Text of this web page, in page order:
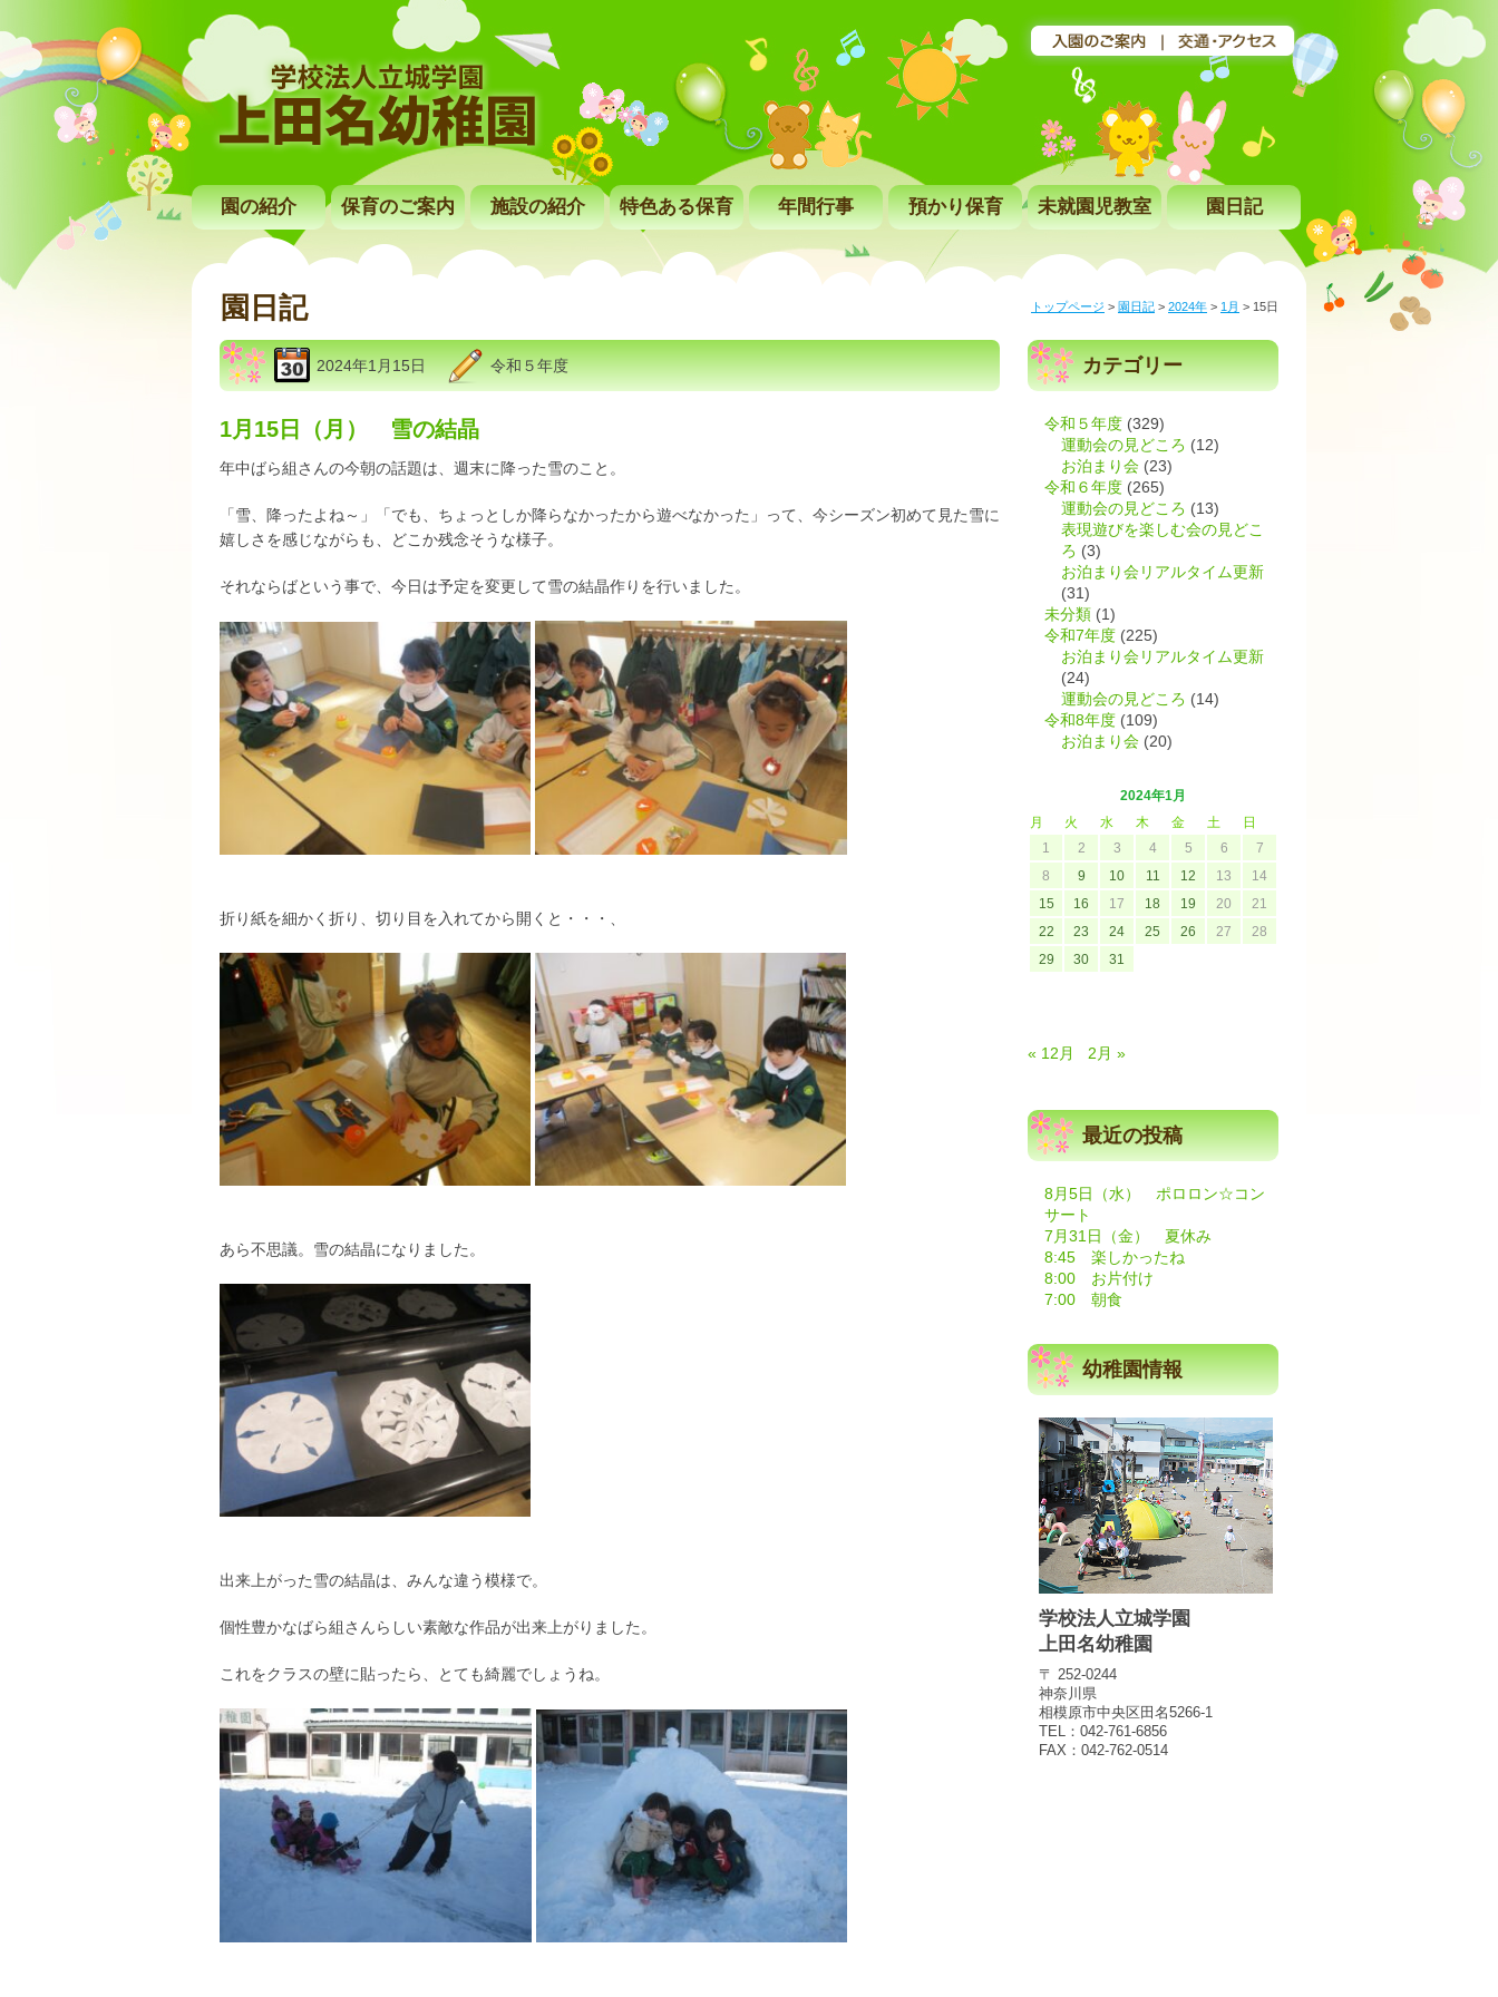
園の紹介 保育のご案内 施設の紹介 特色ある保育 年間行事 預かり保育 未就園児教室 園日記
園日記 トップページ > 園日記 > 2024年 > 1月 > 15日
2024年1月15日 令和５年度
1月15日（月） 雪の結晶
年中ばら組さんの今朝の話題は、週末に降った雪のこと。
「雪、降ったよね～」「でも、ちょっとしか降らなかったから遊べなかった」って、今シーズン初めて見た雪に
嬉しさを感じながらも、どこか残念そうな様子。
それならばという事で、今日は予定を変更して雪の結晶作りを行いました。
折り紙を細かく折り、切り目を入れてから開くと・・・、
あら不思議。雪の結晶になりました。
出来上がった雪の結晶は、みんな違う模様で。
個性豊かなばら組さんらしい素敵な作品が出来上がりました。
これをクラスの壁に貼ったら、とても綺麗でしょうね。
カテゴリー
令和５年度 (329)
運動会の見どころ (12)
お泊まり会 (23)
令和６年度 (265)
運動会の見どころ (13)
表現遊びを楽しむ会の見どこ
ろ (3)
お泊まり会リアルタイム更新
(31)
未分類 (1)
令和7年度 (225)
お泊まり会リアルタイム更新
(24)
運動会の見どころ (14)
令和8年度 (109)
お泊まり会 (20)
2024年1月
月
火 水 木 金 土
日
1
2 3 4 5 6
7
8
9 10 11 12 13
14
15
16 17 18 19 20
21
22
23 24 25 26 27
28
29
30 31
« 12月 2月 »
最近の投稿
8月5日（水） ポロロン☆コン
サート
7月31日（金） 夏休み
8:45 楽しかったね
8:00 お片付け
7:00 朝食
幼稚園情報
学校法人立城学園
上田名幼稚園
〒 252-0244
神奈川県
相模原市中央区田名5266-1
TEL：042-761-6856
FAX：042-762-0514